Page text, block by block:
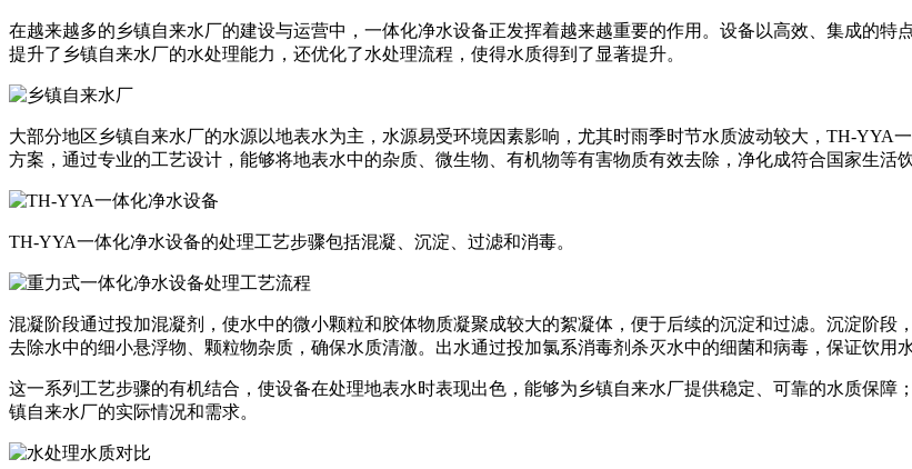
在越来越多的乡镇自来水厂的建设与运营中，一体化净水设备正发挥着越来越重要的作用。设备以高效、集成的
提升了乡镇自来水厂的水处理能力，还优化了水处理流程，使得水质得到了显著提升。
大部分地区乡镇自来水厂的水源以地表水为主，水源易受环境因素影响，尤其时雨季时节水质波动较大，TH-YYA
方案，通过专业的工艺设计，能够将地表水中的杂质、微生物、有机物等有害物质有效去除，净化成符合国家生活
TH-YYA一体化净水设备的处理工艺步骤包括混凝、沉淀、过滤和消毒。
混凝阶段通过投加混凝剂，使水中的微小颗粒和胶体物质凝聚成较大的絮凝体，便于后续的沉淀和过滤。沉淀阶
去除水中的细小悬浮物、颗粒物杂质，确保水质清澈。出水通过投加氯系消毒剂杀灭水中的细菌和病毒，保证饮用
这一系列工艺步骤的有机结合，使设备在处理地表水时表现出色，能够为乡镇自来水厂提供稳定、可靠的水质保
镇自来水厂的实际情况和需求。